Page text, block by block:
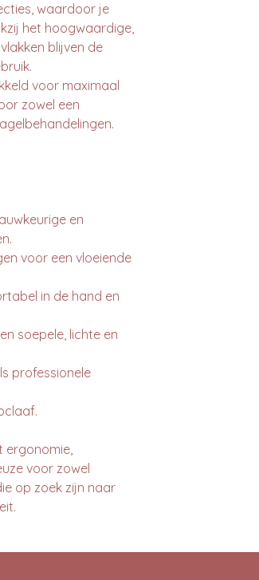
waardoor je
het hoogwaardige,
blijven de
voor maximaal
zowel een
en
voor een vloeiende
in de hand en
soepele, lichte en
professionele
ergonomie,
voor zowel
op zoek zijn naar